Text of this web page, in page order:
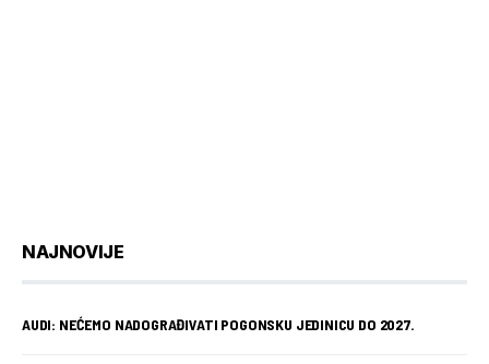
NAJNOVIJE
AUDI: NEĆEMO NADOGRAĐIVATI POGONSKU JEDINICU DO 2027.